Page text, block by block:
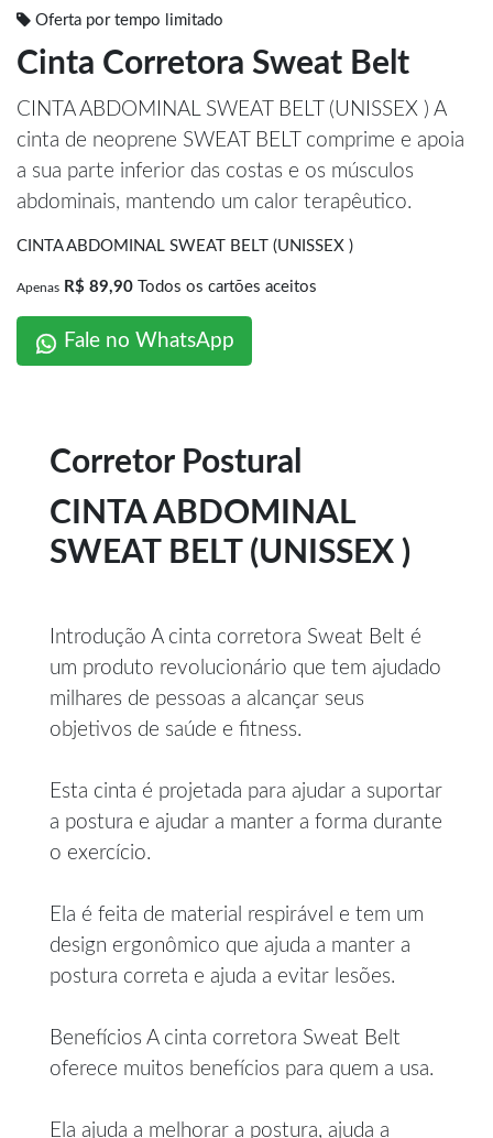
Oferta por tempo limitado
Cinta Corretora Sweat Belt
CINTA ABDOMINAL SWEAT BELT (UNISSEX ) A
cinta de neoprene SWEAT BELT comprime e apoia
a sua parte inferior das costas e os músculos
abdominais, mantendo um calor terapêutico.
CINTA ABDOMINAL SWEAT BELT (UNISSEX )
Apenas R$ 89,90 Todos os cartões aceitos
Fale no WhatsApp
Corretor Postural
CINTA ABDOMINAL
SWEAT BELT (UNISSEX )
Introdução A cinta corretora Sweat Belt é
um produto revolucionário que tem ajudado
milhares de pessoas a alcançar seus
objetivos de saúde e fitness.
Esta cinta é projetada para ajudar a suportar
a postura e ajudar a manter a forma durante
o exercício.
Ela é feita de material respirável e tem um
design ergonômico que ajuda a manter a
postura correta e ajuda a evitar lesões.
Benefícios A cinta corretora Sweat Belt
oferece muitos benefícios para quem a usa.
Ela ajuda a melhorar a postura, ajuda a